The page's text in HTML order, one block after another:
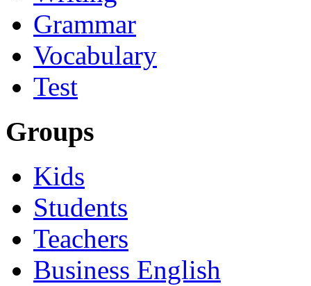
Grammar
Vocabulary
Test
Groups
Kids
Students
Teachers
Business English